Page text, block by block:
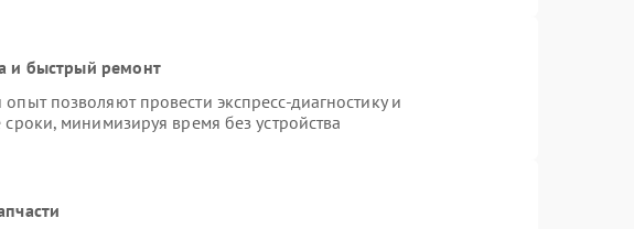
и быстрый ремонт
позволяют провести экспресс-диагностику и
минимизируя время без устройства